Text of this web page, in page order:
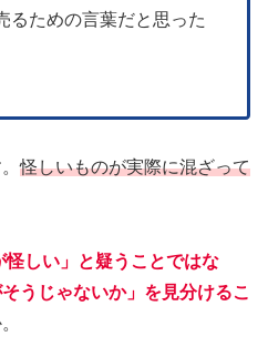
るための言葉だと思った
怪しいものが実際に混ざって
怪しい」と疑うことではな
うじゃないか」を見分けるこ